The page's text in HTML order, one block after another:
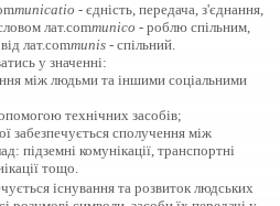
municatio - єдність, передача, з'єднання,
лат.communico - роблю спільним,
лат.communis - спільний.
у значенні:
між людьми та іншими соціальними
технічних засобів;
забезпечується сполучення між
підземні комунікації, транспортні
тощо.
існування та розвиток людських